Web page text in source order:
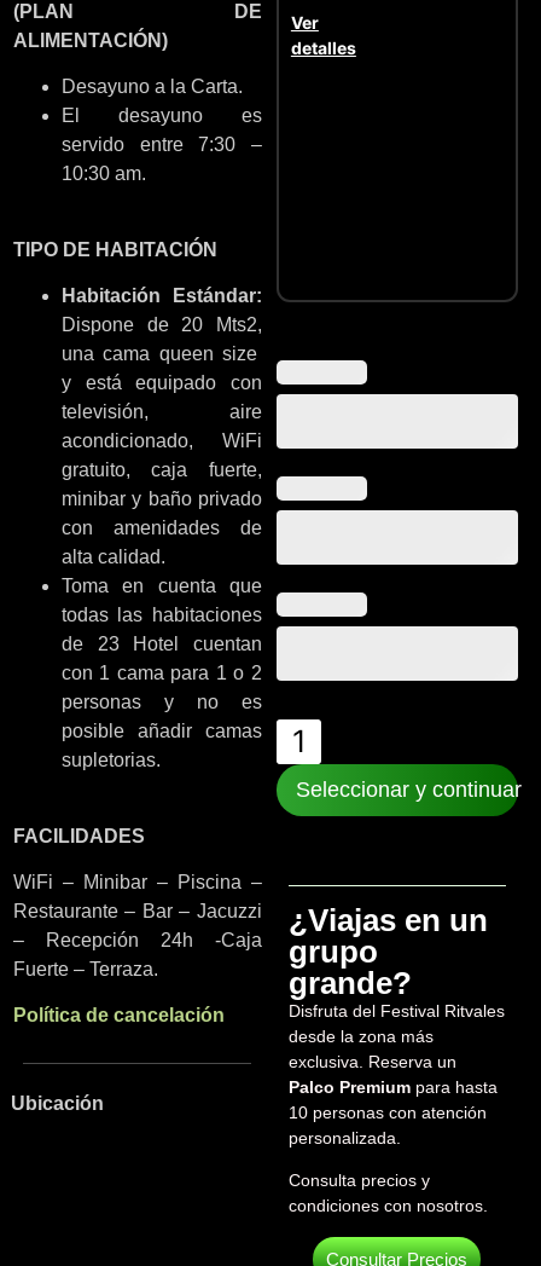
(PLAN DE
ALIMENTACIÓN)
Desayuno a la Carta.
El desayuno es
servido entre 7:30 –
10:30 am.
TIPO DE HABITACIÓN
Habitación Estándar:
Dispone de 20 Mts2,
una cama queen size
y está equipado con
televisión, aire
acondicionado, WiFi
gratuito, caja fuerte,
minibar y baño privado
con amenidades de
alta calidad.
Toma en cuenta que
todas las habitaciones
de 23 Hotel cuentan
con 1 cama para 1 o 2
personas y no es
posible añadir camas
supletorias.
FACILIDADES
WiFi – Minibar – Piscina –
Restaurante – Bar – Jacuzzi
– Recepción 24h -Caja
Fuerte – Terraza.
Política de cancelación
Ubicación
Ver
detalles
Seleccionar y continuar
¿Viajas en un
grupo
grande?
Disfruta del Festival Ritvales
desde la zona más
exclusiva. Reserva un
Palco Premiumpara hasta
10 personas con atención
personalizada.
Consulta precios y
condiciones con nosotros.
Consultar Precios